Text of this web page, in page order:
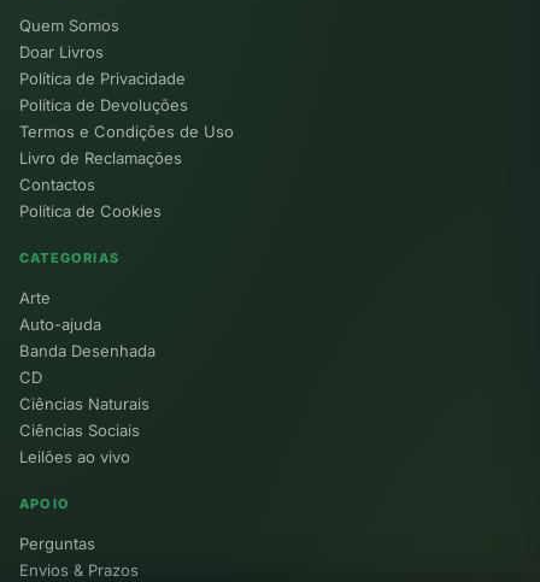
Quem Somos
Doar Livros
Política de Privacidade
Política de Devoluções
Termos e Condições de Uso
Livro de Reclamações
Contactos
Política de Cookies
CATEGORIAS
Arte
Auto-ajuda
Banda Desenhada
CD
Ciências Naturais
Ciências Sociais
Leilões ao vivo
APOIO
Perguntas
Envios & Prazos